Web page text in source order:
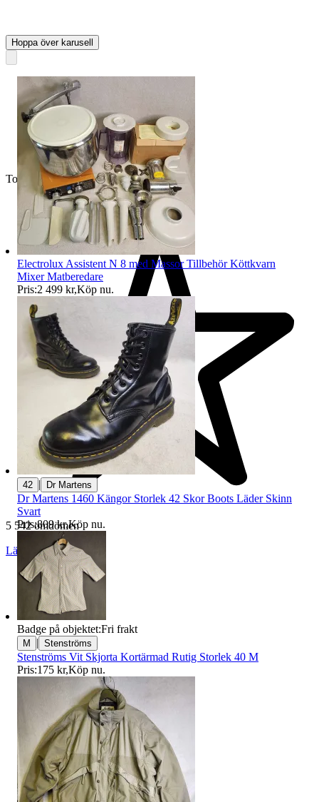
Toppsäljare
5 542 omdömen
Läs omdömen Följ
Hoppa över karusell
Electrolux Assistent N 8 med Massor Tillbehör Köttkvarn
Mixer Matberedare
Pris:2 499 kr,Köp nu.
42 | Dr Martens
Dr Martens 1460 Kängor Storlek 42 Skor Boots Läder Skinn
Svart
Pris:809 kr,Köp nu.
Badge på objektet:Fri frakt
M | Stenströms
Stenströms Vit Skjorta Kortärmad Rutig Storlek 40 M
Pris:175 kr,Köp nu.